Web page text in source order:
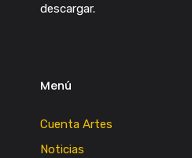
descargar.
Menú
Cuenta Artes
Noticias